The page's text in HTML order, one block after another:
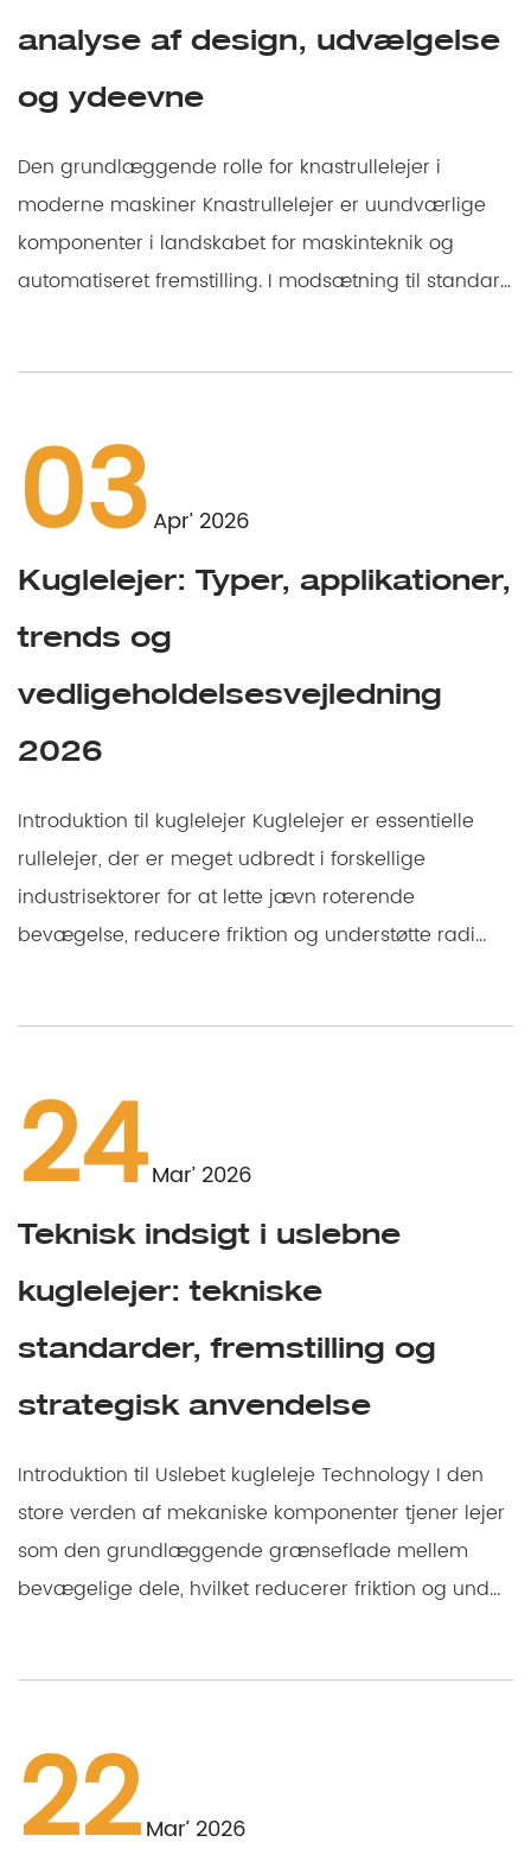
analyse af design, udvælgelse
og ydeevne
Den grundlæggende rolle for knastrullelejer i
moderne maskiner Knastrullelejer er uundværlige
komponenter i landskabet for maskinteknik og
automatiseret fremstilling. I modsætning til standard
03 Apr’ 2026
Kuglelejer: Typer, applikationer,
trends og
vedligeholdelsesvejledning
2026
Introduktion til kuglelejer Kuglelejer er essentielle
rullelejer, der er meget udbredt i forskellige
industrisektorer for at lette jævn roterende
bevægelse, reducere friktion og understøtte radi...
24Mar’ 2026
Teknisk indsigt i uslebne
kuglelejer: tekniske
standarder, fremstilling og
strategisk anvendelse
Introduktion til Uslebet kugleleje Technology I den
store verden af mekaniske komponenter tjener lejer
som den grundlæggende grænseflade mellem
bevægelige dele, hvilket reducerer friktion og und...
22Mar’ 2026